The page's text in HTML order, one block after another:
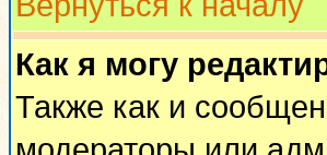
Как я могу
Также как и